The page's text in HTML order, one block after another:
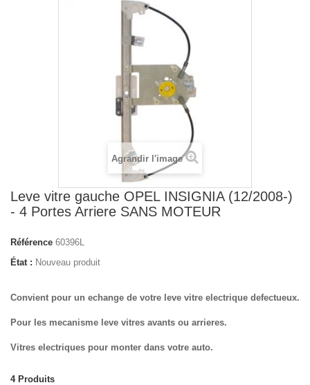
Agrandir l'image
Leve vitre gauche OPEL INSIGNIA (12/2008-)
- 4 Portes Arriere SANS MOTEUR
Référence 60396L
État : Nouveau produit
Convient pour un echange de votre leve vitre electrique defectueux.
Pour les mecanisme leve vitres avants ou arrieres.
Vitres electriques pour monter dans votre auto.
4 Produits